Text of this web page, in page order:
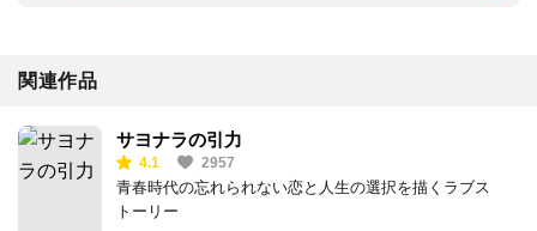
関連作品
サヨナラの引力
4.1 2957
青春時代の忘れられない恋と人生の選択を描くラブス
トーリー